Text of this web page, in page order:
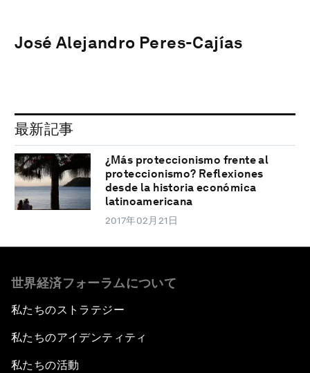
José Alejandro Peres-Cajías
最新記事
¿Más proteccionismo frente al
proteccionismo? Reflexiones
desde la historia económica
latinoamericana
2017年02月21日
世界経済フォーラムについて
私たちのストラテジー
私たちのアイデンティティ
私たちの活動